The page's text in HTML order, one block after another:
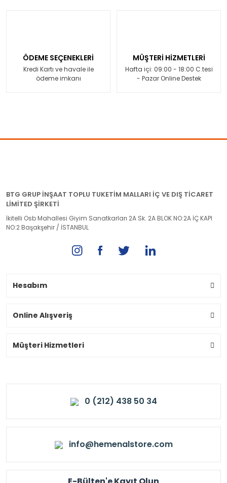
ÖDEME SEÇENEKLERİ
Kredi Kartı ve havale ile
ödeme imkanı
MÜŞTERİ HİZMETLERİ
Hafta içi: 09:00 - 18:00 C.tesi
- Pazar Online Destek
BTG GRUP İNŞAAT TOPLU TUKETİM MALLARI İÇ VE DIŞ TİCARET
LİMİTED ŞİRKETİ
İkitelli Osb Mahallesi Giyim Sanatkarları 2A Sk. 2A BLOK NO:2A İÇ KAPI
NO:2 Başakşehir / İSTANBUL
Hesabım
Online Alışveriş
Müşteri Hizmetleri
0 (212) 438 50 34
info@hemenalstore.com